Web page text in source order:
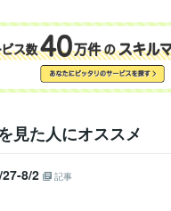
見た人にオススメ
8/2
記事